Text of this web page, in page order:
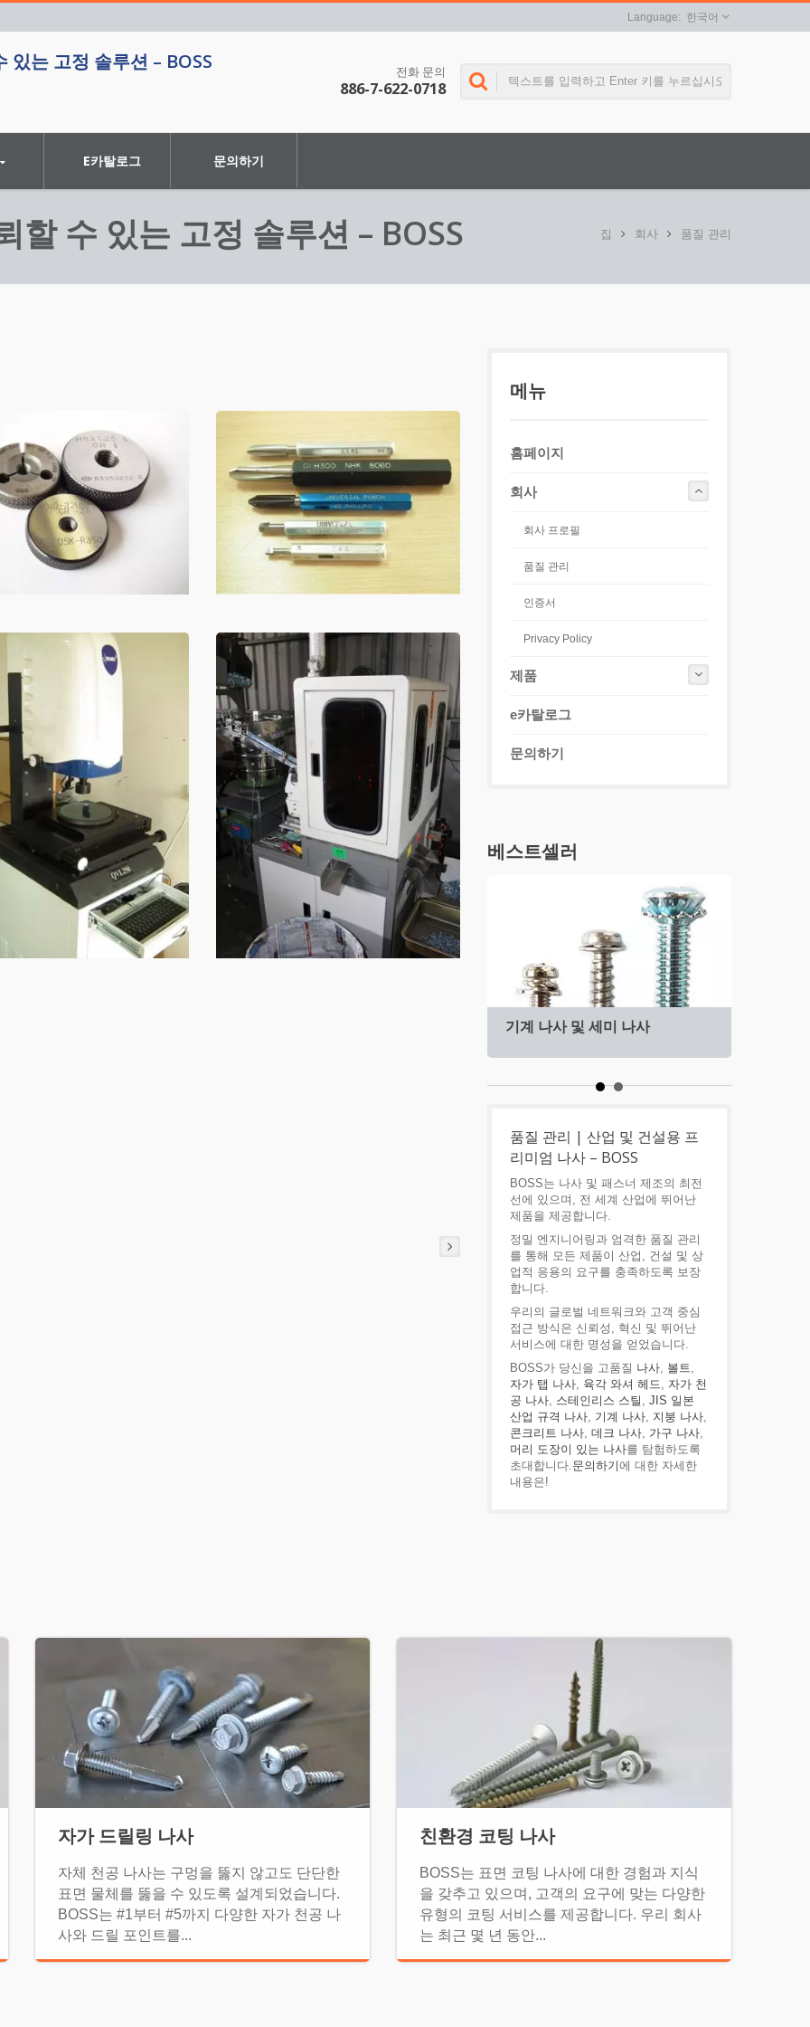
한국어
는 고정 솔루션 – BOSS 전화 문의
886-7-622-0718
E카탈로그 문의하기
수 있는 고정 솔루션 – BOSS 집 회사 품질 관리
메뉴
홈페이지
회사
회사 프로필
품질 관리
인증서
Privacy Policy
제품
e카탈로그
문의하기
베스트셀러
기계 나사 및 세미 나사
품질 관리 | 산업 및 건설용 프
리미엄 나사 – BOSS
BOSS는 나사 및 패스너 제조의 최전
선에 있으며, 전 세계 산업에 뛰어난
제품을 제공합니다.
정밀 엔지니어링과 엄격한 품질 관리
를 통해 모든 제품이 산업, 건설 및 상
업적 응용의 요구를 충족하도록 보장
합니다.
우리의 글로벌 네트워크와 고객 중심
접근 방식은 신뢰성, 혁신 및 뛰어난
서비스에 대한 명성을 얻었습니다.
BOSS가 당신을 고품질 나사, 볼트,
자가 탭 나사, 육각 와셔 헤드, 자가 천
공 나사, 스테인리스 스틸 , JIS 일본
산업 규격 나사, 기계 나사, 지붕 나사,
콘크리트 나사, 데크 나사, 가구 나사,
머리 도장이 있는 나사를 탐험하도록
초대합니다.문의하기에 대한 자세한
내용은!
자가 드릴링 나사
자체 천공 나사는 구멍을 뚫지 않고도 단단한
표면 물체를 뚫을 수 있도록 설계되었습니다.
BOSS는 #1부터 #5까지 다양한 자가 천공 나
사와 드릴 포인트를...
친환경 코팅 나사
BOSS는 표면 코팅 나사에 대한 경험과 지식
을 갖추고 있으며, 고객의 요구에 맞는 다양한
유형의 코팅 서비스를 제공합니다. 우리 회사
는 최근 몇 년 동안...